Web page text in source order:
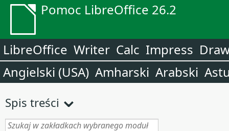
Pomoc LibreOffice 26.2
LibreOffice Writer Calc Impress
Angielski (USA) Amharski Arabski
Spis treści